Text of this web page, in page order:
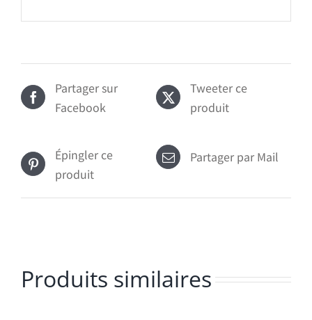
Partager sur
Facebook
Tweeter ce
produit
Épingler ce
produit
Partager par Mail
Produits similaires